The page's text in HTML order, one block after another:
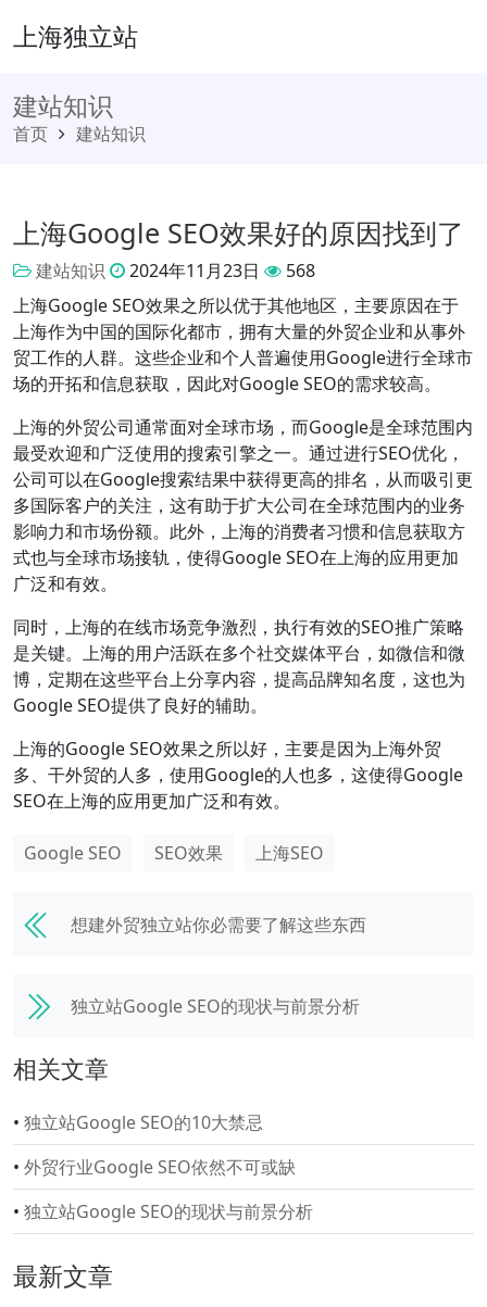
上海独立站
建站知识
首页 建站知识
上海Google SEO效果好的原因找到了
建站知识 2024年11月23日
568
上海Google SEO效果之所以优于其他地区，主要原因在于
上海作为中国的国际化都市，拥有大量的外贸企业和从事外
贸工作的人群。这些企业和个人普遍使用Google进行全球市
场的开拓和信息获取，因此对Google SEO的需求较高。
上海的外贸公司通常面对全球市场，而Google是全球范围内
最受欢迎和广泛使用的搜索引擎之一。通过进行SEO优化，
公司可以在Google搜索结果中获得更高的排名，从而吸引更
多国际客户的关注，这有助于扩大公司在全球范围内的业务
影响力和市场份额。此外，上海的消费者习惯和信息获取方
式也与全球市场接轨，使得Google SEO在上海的应用更加
广泛和有效。
同时，上海的在线市场竞争激烈，执行有效的SEO推广策略
是关键。上海的用户活跃在多个社交媒体平台，如微信和微
博，定期在这些平台上分享内容，提高品牌知名度，这也为
Google SEO提供了良好的辅助。
上海的Google SEO效果之所以好，主要是因为上海外贸
多、干外贸的人多，使用Google的人也多，这使得Google
SEO在上海的应用更加广泛和有效。
Google SEO SEO效果 上海SEO
想建外贸独立站你必需要了解这些东西
独立站Google SEO的现状与前景分析
相关文章
• 独立站Google SEO的10大禁忌
• 外贸行业Google SEO依然不可或缺
• 独立站Google SEO的现状与前景分析
最新文章